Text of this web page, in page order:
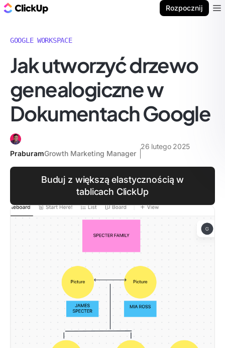
Rozpocznij
GOOGLE WORKSPACE
Jak utworzyć drzewo
genealogiczne w
Dokumentach Google
PraburamGrowth Marketing Manager
26 lutego 2025
Buduj z większą elastycznością w
tablicach ClickUp